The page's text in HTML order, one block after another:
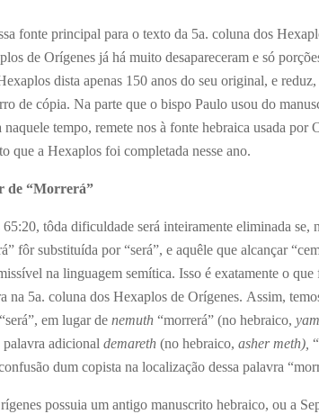
fonte principal para o texto da 5a. coluna dos
de Orígenes já há muito desapareceram e só
dista apenas 150 anos do seu original, e
de cópia. Na parte que o bispo Paulo usou do
naquele tempo, remete nos à fonte hebraica usada por
que a Hexaplos foi completada nesse ano.
de “Morrerá”
tôda dificuldade será inteiramente eliminada
fôr substituída por “será”, e aquêle que alcançar
na linguagem semítica. Isso é exatamente o
na 5a. coluna dos Hexaplos de Orígenes. Assim,
“será”, em lugar de nemuth “morrerá” (no hebraico,
adicional demareth (no hebraico, asher meth),
dum copista na localização dessa palavra
possuia um antigo manuscrito hebraico, ou a